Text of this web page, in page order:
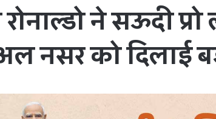
रोनाल्डो ने सऊदी
नसर को दिलाई